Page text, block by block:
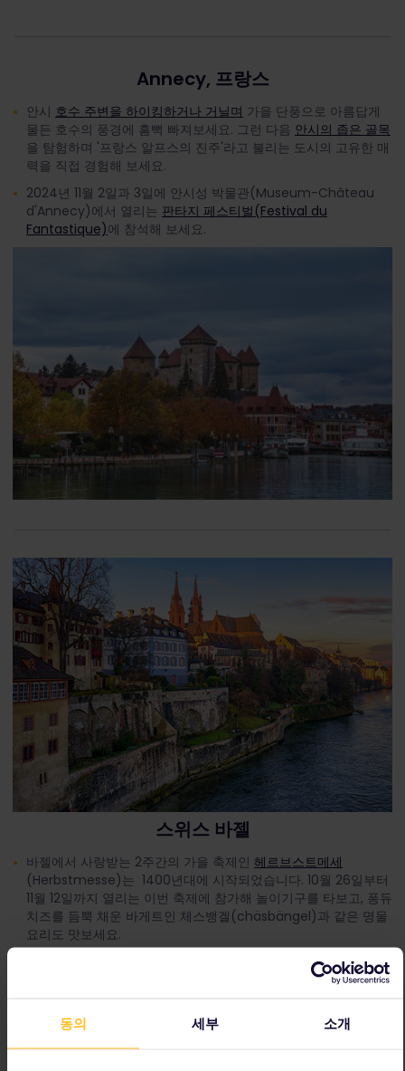
동의 세부 소개
Annecy, 프랑스
안시 호수 주변을 하이킹하거나 거닐며 가을 단풍으로 아름답게
물든 호수의 풍경에 흠뻑 빠져보세요. 그런 다음 안시의 좁은 골목
을 탐험하며 '프랑스 알프스의 진주'라고 불리는 도시의 고유한 매
력을 직접 경험해 보세요.
2024년 11월 2일과 3일에 안시성 박물관(Museum-Château
d'Annecy)에서 열리는 판타지 페스티벌(Festival du
Fantastique)에 참석해 보세요.
스위스 바젤
바젤에서 사랑받는 2주간의 가을 축제인 헤르브스트메세
(Herbstmesse)는 1400년대에 시작되었습니다. 10월 26일부터
11월 12일까지 열리는 이번 축제에 참가해 놀이기구를 타보고, 퐁듀
치즈를 듬뿍 채운 바게트인 체스뱅겔(chäsbängel)과 같은 명물
요리도 맛보세요.
바젤을 산책하다 보면 평범한 할로윈 사탕과는 차원이 다른 디저
트를 발견할 수 있습니다. 구시가지를 천천히 거닐며 스위스 초콜